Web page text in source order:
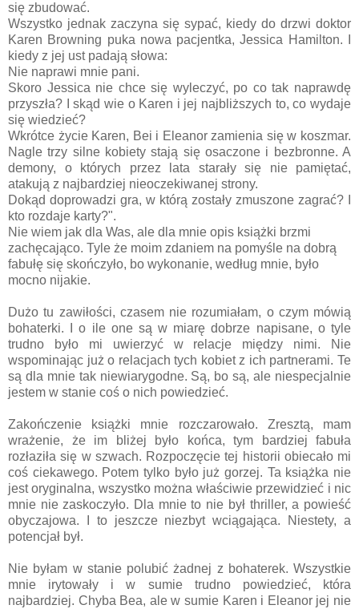
się zbudować.
Wszystko jednak zaczyna się sypać, kiedy do drzwi doktor
Karen Browning puka nowa pacjentka, Jessica Hamilton. I
kiedy z jej ust padają słowa:
Nie naprawi mnie pani.
Skoro Jessica nie chce się wyleczyć, po co tak naprawdę
przyszła? I skąd wie o Karen i jej najbliższych to, co wydaje
się wiedzieć?
Wkrótce życie Karen, Bei i Eleanor zamienia się w koszmar.
Nagle trzy silne kobiety stają się osaczone i bezbronne. A
demony, o których przez lata starały się nie pamiętać,
atakują z najbardziej nieoczekiwanej strony.
Dokąd doprowadzi gra, w którą zostały zmuszone zagrać? I
kto rozdaje karty?".
Nie wiem jak dla Was, ale dla mnie opis książki brzmi
zachęcająco. Tyle że moim zdaniem na pomyśle na dobrą
fabułę się skończyło, bo wykonanie, według mnie, było
mocno nijakie.
Dużo tu zawiłości, czasem nie rozumiałam, o czym mówią
bohaterki. I o ile one są w miarę dobrze napisane, o tyle
trudno było mi uwierzyć w relacje między nimi. Nie
wspominając już o relacjach tych kobiet z ich partnerami. Te
są dla mnie tak niewiarygodne. Są, bo są, ale niespecjalnie
jestem w stanie coś o nich powiedzieć.
Zakończenie książki mnie rozczarowało. Zresztą, mam
wrażenie, że im bliżej było końca, tym bardziej fabuła
rozłaziła się w szwach. Rozpoczęcie tej historii obiecało mi
coś ciekawego. Potem tylko było już gorzej. Ta książka nie
jest oryginalna, wszystko można właściwie przewidzieć i nic
mnie nie zaskoczyło. Dla mnie to nie był thriller, a powieść
obyczajowa. I to jeszcze niezbyt wciągająca. Niestety, a
potencjał był.
Nie byłam w stanie polubić żadnej z bohaterek. Wszystkie
mnie irytowały i w sumie trudno powiedzieć, która
najbardziej. Chyba Bea, ale w sumie Karen i Eleanor jej nie